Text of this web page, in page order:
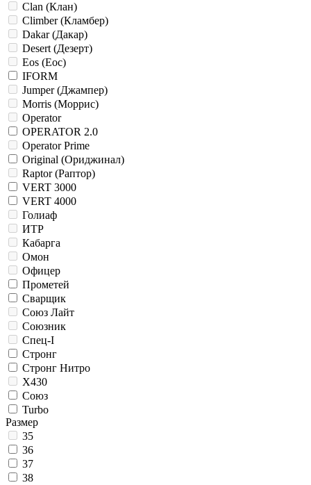
Clan (Клан)
Climber (Кламбер)
Dakar (Дакар)
Desert (Дезерт)
Eos (Еос)
IFORM
Jumper (Джампер)
Morris (Моррис)
Operator
OPERATOR 2.0
Operator Prime
Original (Ориджинал)
Raptor (Раптор)
VERT 3000
VERT 4000
Голиаф
ИТР
Кабарга
Омон
Офицер
Прометей
Сварщик
Союз Лайт
Союзник
Спец-I
Стронг
Стронг Нитро
Х430
Союз
Turbo
Размер
35
36
37
38